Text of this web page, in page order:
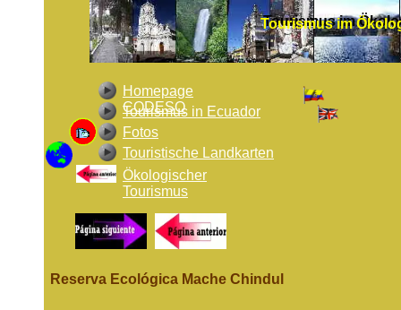
Reserva Ecológica Mache Chindul
Ökologischer
Tourismus
Homepage
CODESO
Tourismus in Ecuador
Fotos
Touristische Landkarten
Tourismus im
Tourismus im